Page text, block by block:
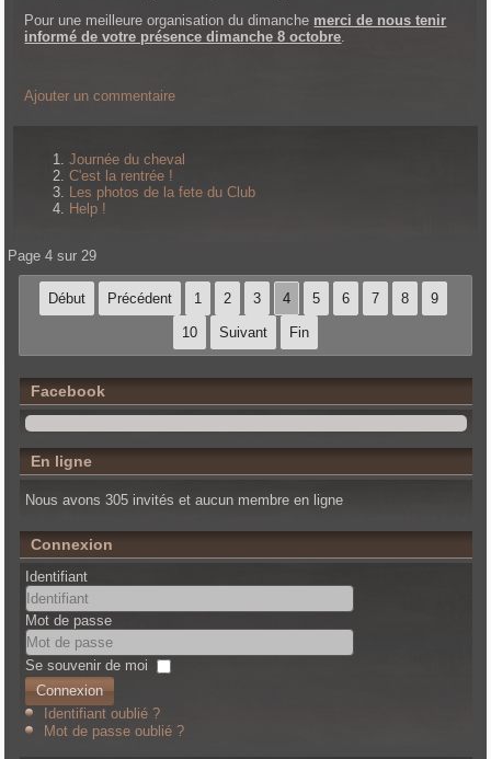
Pour une meilleure organisation du dimanche merci de nous tenir
informé de votre présence dimanche 8 octobre
Ajouter un commentaire
Journée du cheval
C'est la rentrée !
Les photos de la fete du Club
Help !
Page 4 sur 29
Début Précédent 1 2 3 4 5 6 7 8 9
10 Suivant Fin
Facebook
En ligne
Nous avons 305 invités et aucun membre en ligne
Connexion
Identifiant
Mot de passe
Se souvenir de moi
Connexion
Identifiant oublié ?
Mot de passe oublié ?